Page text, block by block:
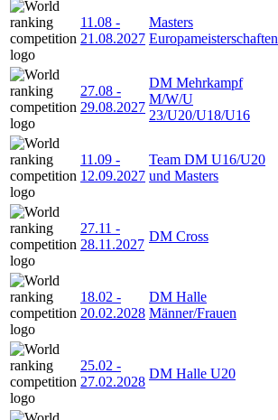
11.08 -
21.08.2027
Masters
Europameisterschaften
27.08 -
29.08.2027
DM Mehrkampf
M/W/U
23/U20/U18/U16
11.09 -
12.09.2027
Team DM U16/U20
und Masters
27.11 -
28.11.2027
DM Cross
18.02 -
20.02.2028
DM Halle
Männer/Frauen
25.02 -
27.02.2028
DM Halle U20